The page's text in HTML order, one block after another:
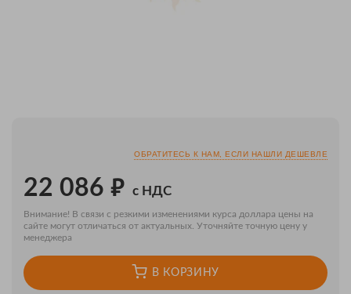
ОБРАТИТЕСЬ К НАМ, ЕСЛИ НАШЛИ ДЕШЕВЛЕ
22 086 ₽ с НДС
Внимание! В связи с резкими изменениями курса доллара цены на
сайте могут отличаться от актуальных. Уточняйте точную цену у
менеджера
В КОРЗИНУ